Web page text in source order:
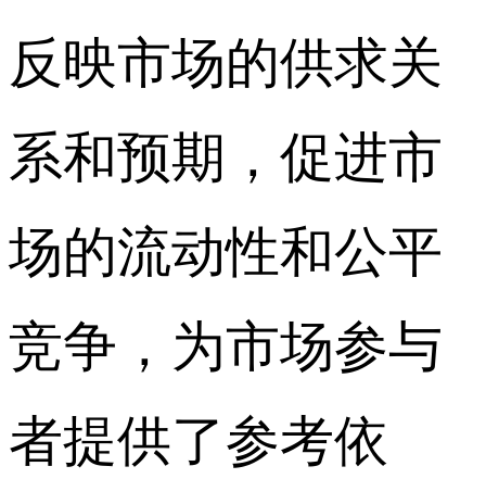
反映市场的供求关
系和预期，促进市
场的流动性和公平
竞争，为市场参与
者提供了参考依